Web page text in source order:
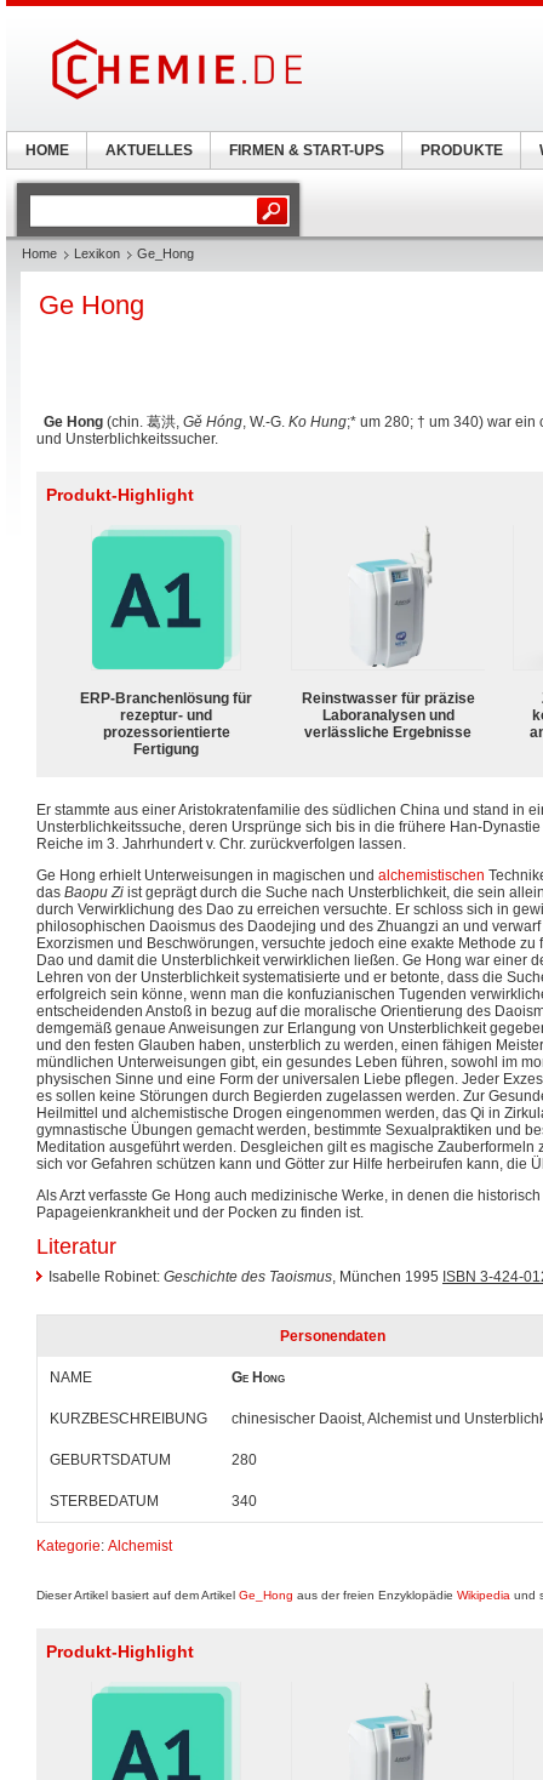
Home Lexikon Ge_Hong
Ge Hong
Ge Hong (chin. 葛洪, Gě Hóng, W.-G. Ko Hung;* um 280; † um 340) war
und Unsterblichkeitssucher.
Produkt-Highlight
ERP-Branchenlösung für
rezeptur- und
prozessorientierte
Fertigung
Reinstwasser für präzise
Laboranalysen und
verlässliche Ergebnisse
Er stammte aus einer Aristokratenfamilie des südlichen China und stand in
Unsterblichkeitssuche, deren Ursprünge sich bis in die frühere Han-
Reiche im 3. Jahrhundert v. Chr. zurückverfolgen lassen.
Ge Hong erhielt Unterweisungen in magischen und alchemistischen
das Baopu Zi ist geprägt durch die Suche nach Unsterblichkeit, die sein
durch Verwirklichung des Dao zu erreichen versuchte. Er schloss sich in
philosophischen Daoismus des Daodejing und des Zhuangzi an und
Exorzismen und Beschwörungen, versuchte jedoch eine exakte Methode zu
Dao und damit die Unsterblichkeit verwirklichen ließen. Ge Hong war einer
Lehren von der Unsterblichkeit systematisierte und er betonte, dass die
erfolgreich sein könne, wenn man die konfuzianischen Tugenden
entscheidenden Anstoß in bezug auf die moralische Orientierung des
demgemäß genaue Anweisungen zur Erlangung von Unsterblichkeit
und den festen Glauben haben, unsterblich zu werden, einen fähigen
mündlichen Unterweisungen gibt, ein gesundes Leben führen, sowohl im
physischen Sinne und eine Form der universalen Liebe pflegen. Jeder
es sollen keine Störungen durch Begierden zugelassen werden. Zur
Heilmittel und alchemistische Drogen eingenommen werden, das Qi in
gymnastische Übungen gemacht werden, bestimmte Sexualpraktiken und
Meditation ausgeführt werden. Desgleichen gilt es magische Zauberformeln
sich vor Gefahren schützen kann und Götter zur Hilfe herbeirufen kann, die
Als Arzt verfasste Ge Hong auch medizinische Werke, in denen die
Papageienkrankheit und der Pocken zu finden ist.
Literatur
Isabelle Robinet: Geschichte des Taoismus, München 1995 ISBN 3-424-
Personendaten
NAME Ge Hong
KURZBESCHREIBUNG chinesischer Daoist, Alchemist und
GEBURTSDATUM 280
STERBEDATUM 340
Kategorie: Alchemist
Dieser Artikel basiert auf dem Artikel Ge_Hong aus der freien Enzyklopädie Wikipedia und
Produkt-Highlight
HOME AKTUELLES FIRMEN & START-UPS PRODUKTE